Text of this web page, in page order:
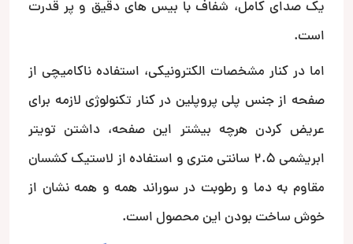
یک صدای کامل، شفاف با بیس های دقیق و پر قدرت
است.
اما در کنار مشخصات الکترونیکی، استفاده ناکامیچی از
صفحه از جنس پلی پروپلین در کنار تکنولوژی لازمه برای
عریض کردن هرچه بیشتر این صفحه، داشتن تویتر
ابریشمی 2.5 سانتی متری و استفاده از لاستیک کشسان
مقاوم به دما و رطوبت در سوراند همه و همه نشان از
خوش ساخت بودن این محصول است.